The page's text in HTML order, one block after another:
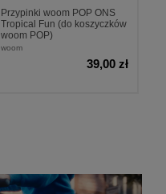
Przypinki woom POP ONS
Tropical Fun (do koszyczków
woom POP)
woom
39,00 zł